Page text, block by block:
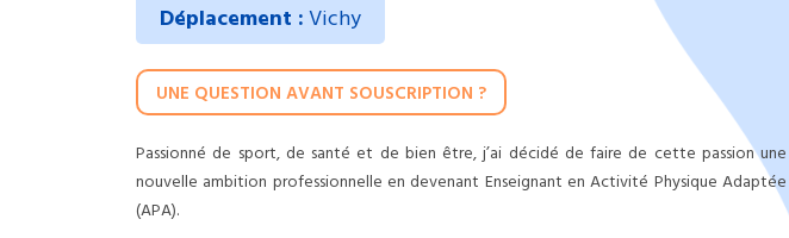
Déplacement :Vichy
UNE QUESTION AVANT SOUSCRIPTION ?
Passionné de sport, de santé et de bien être, j’ai décidé de faire de cette passion une
nouvelle ambition professionnelle en devenant Enseignant en Activité Physique Adaptée
(APA).